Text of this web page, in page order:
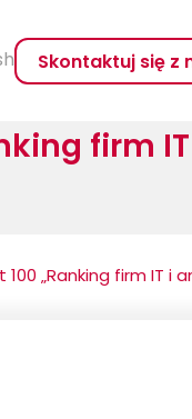
Skontaktuj się z
firm
„Ranking firm IT